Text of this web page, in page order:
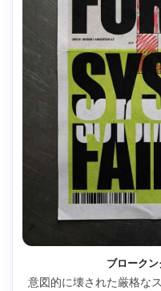
ブローク
意図的に壊された厳格な